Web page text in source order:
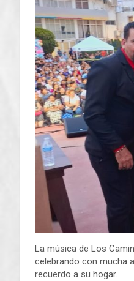
La música de Los
celebrando con mucha
recuerdo a su hogar.